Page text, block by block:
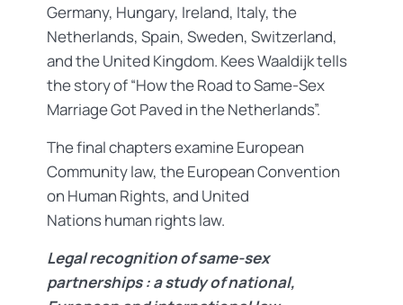
Germany, Hungary, Ireland, Italy, the
Netherlands, Spain, Sweden, Switzerland,
and the United Kingdom. Kees Waaldijk tells
the story of “How the Road to Same-Sex
Marriage Got Paved in the Netherlands”.
The final chapters examine European
Community law, the European Convention
on Human Rights, and United
Nations human rights law.
Legal recognition of same-sex
partnerships : a study of national,